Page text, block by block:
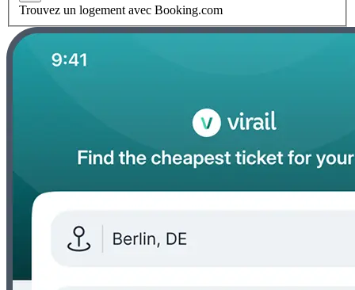
Trouvez un logement avec Booking.com